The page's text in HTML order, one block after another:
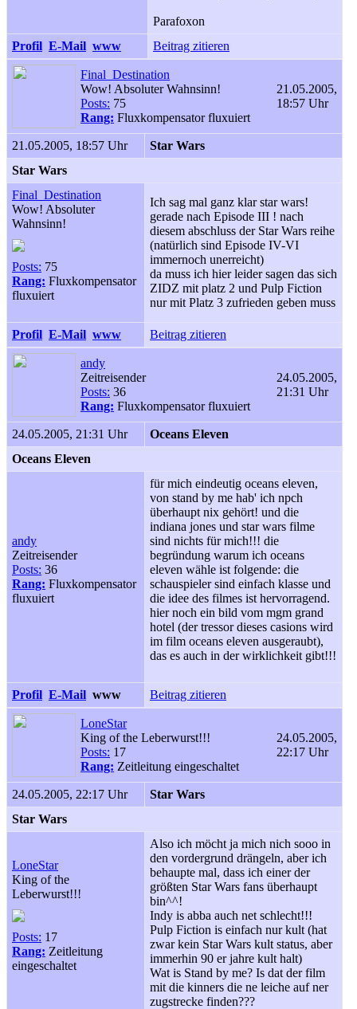
Parafoxon
Profil E-Mail www Beitrag zitieren
Final_Destination
Wow! Absoluter Wahnsinn!
Posts: 75
Rang: Fluxkompensator fluxuiert
21.05.2005,
18:57 Uhr
21.05.2005, 18:57 Uhr
Star Wars
Star Wars
Final_Destination
Wow! Absoluter
Wahnsinn!
Posts: 75
Rang: Fluxkompensator
fluxuiert
Ich sag mal ganz klar star wars!
gerade nach Episode III ! nach
diesem abschluss der Star Wars reihe
(natürlich sind Episode IV-VI
immernoch unerreicht)
da muss ich hier leider sagen das sich
ZIDZ mit platz 2 und Pulp Fiction
nur mit Platz 3 zufrieden geben muss
Profil E-Mail www Beitrag zitieren
andy
Zeitreisender
Posts: 36
Rang: Fluxkompensator fluxuiert
24.05.2005,
21:31 Uhr
24.05.2005, 21:31 Uhr
Oceans Eleven
Oceans Eleven
andy
Zeitreisender
Posts: 36
Rang: Fluxkompensator
fluxuiert
für mich eindeutig oceans eleven,
von stand by me hab' ich npch
überhaupt nix gehört! und die
indiana jones und star wars filme
sind nichts für mich!!! die
begründung warum ich oceans
eleven wähle ist folgende: die
schauspieler sind einfach klasse und
die idee des filmes ist hervorragend.
hier noch ein bild vom mgm grand
hotel (der tressor dieses casions wird
im film oceans eleven ausgeraubt),
das es auch in der wirklichkeit gibt!!!
Profil E-Mail www Beitrag zitieren
LoneStar
King of the Leberwurst!!!
Posts: 17
Rang: Zeitleitung eingeschaltet
24.05.2005,
22:17 Uhr
24.05.2005, 22:17 Uhr
Star Wars
Star Wars
LoneStar
King of the
Leberwurst!!!
Posts: 17
Rang: Zeitleitung
eingeschaltet
Also ich möcht ja mich nich sooo in
den vordergrund drängeln, aber ich
behaupte mal, dass ich einer der
größten Star Wars fans überhaupt
bin^^!
Indy is abba auch net schlecht!!!
Pulp Fiction is einfach nur kult (hat
zwar kein Star Wars kult status, aber
immerhin 90 er jahre kult halt)
Wat is Stand by me? Is dat der film
mit die kinners die ne leiche auf ner
zugstrecke finden???